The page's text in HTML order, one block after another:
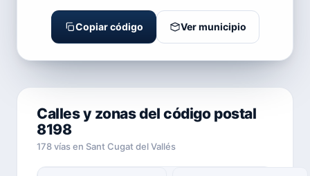
Copiar código Ver municipio
Calles y zonas del código postal
8198
178 vías en Sant Cugat del Vallés